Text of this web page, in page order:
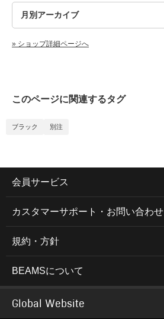
» ショップ詳細ページへ
このページに関連するタグ
ブラック 別注
会員サービス
カスタマーサポート・お問い合わせ
規約・方針
BEAMSについて
Global Website